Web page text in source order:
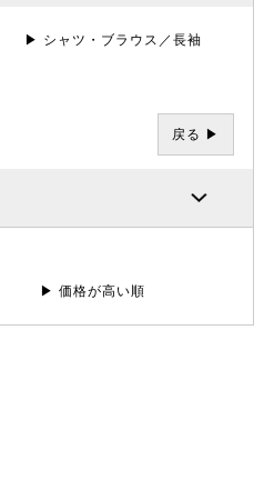
▶ シャツ・ブラウス／長袖
戻る ▶
▶ 価格が高い順